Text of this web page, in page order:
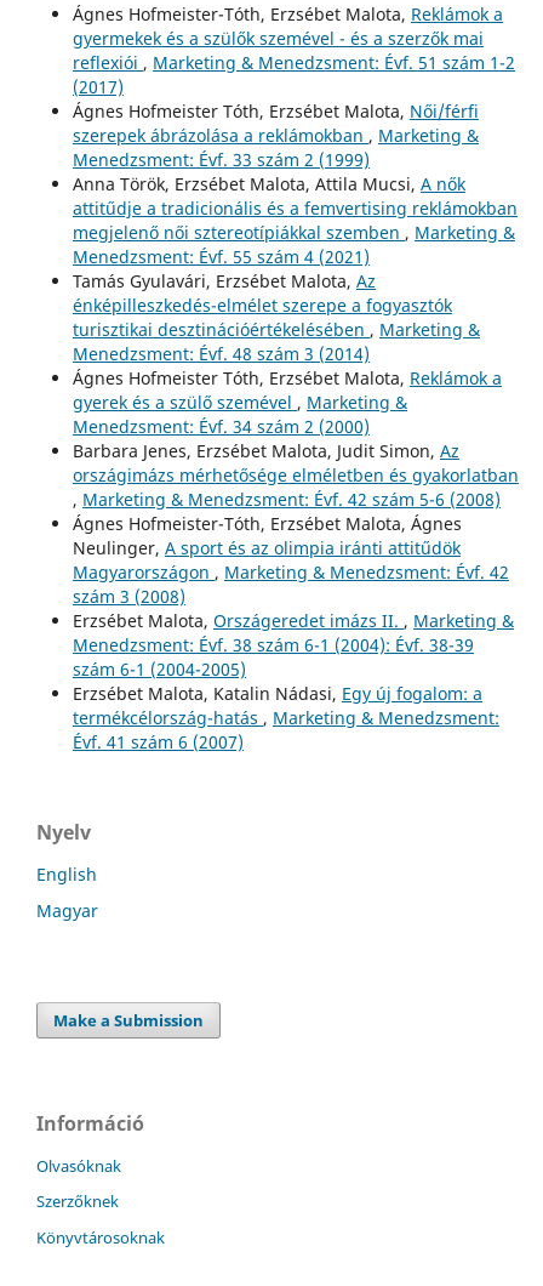
Ágnes Hofmeister-Tóth, Erzsébet Malota, Reklámok a
gyermekek és a szülők szemével - és a szerzők mai
reflexiói , Marketing & Menedzsment: Évf. 51 szám 1-2
(2017)
Ágnes Hofmeister Tóth, Erzsébet Malota, Női/férfi
szerepek ábrázolása a reklámokban , Marketing &
Menedzsment: Évf. 33 szám 2 (1999)
Anna Török, Erzsébet Malota, Attila Mucsi, A nők
attitűdje a tradicionális és a femvertising reklámokban
megjelenő női sztereotípiákkal szemben , Marketing &
Menedzsment: Évf. 55 szám 4 (2021)
Tamás Gyulavári, Erzsébet Malota, Az
énképilleszkedés-elmélet szerepe a fogyasztók
turisztikai desztinációértékelésében , Marketing &
Menedzsment: Évf. 48 szám 3 (2014)
Ágnes Hofmeister Tóth, Erzsébet Malota, Reklámok a
gyerek és a szülő szemével , Marketing &
Menedzsment: Évf. 34 szám 2 (2000)
Barbara Jenes, Erzsébet Malota, Judit Simon, Az
országimázs mérhetősége elméletben és gyakorlatban
, Marketing & Menedzsment: Évf. 42 szám 5-6 (2008)
Ágnes Hofmeister-Tóth, Erzsébet Malota, Ágnes
Neulinger, A sport és az olimpia iránti attitűdök
Magyarországon , Marketing & Menedzsment: Évf. 42
szám 3 (2008)
Erzsébet Malota, Országeredet imázs II. , Marketing &
Menedzsment: Évf. 38 szám 6-1 (2004): Évf. 38-39
szám 6-1 (2004-2005)
Erzsébet Malota, Katalin Nádasi, Egy új fogalom: a
termékcélország-hatás , Marketing & Menedzsment:
Évf. 41 szám 6 (2007)
Nyelv
English
Magyar
Make a Submission
Információ
Olvasóknak
Szerzőknek
Könyvtárosoknak